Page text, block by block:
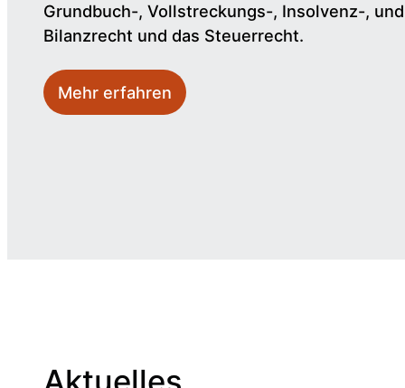
Grundbuch-, Vollstreckungs-, Insolvenz-,
Bilanzrecht und das Steuerrecht.
Mehr erfahren